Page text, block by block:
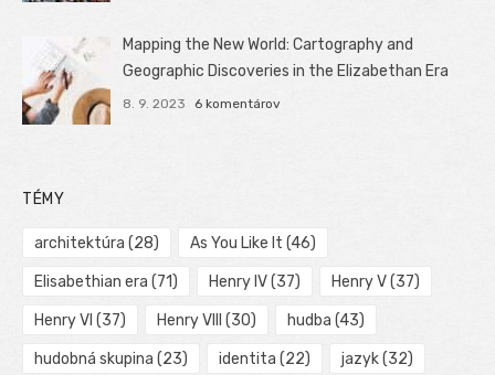
Mapping the New World: Cartography and
Geographic Discoveries in the Elizabethan Era
8. 9. 2023 6 komentárov
TÉMY
architektúra (28) As You Like It (46)
Elisabethian era (71) Henry IV(37) Henry V(37)
Henry VI (37) Henry VIII (30) hudba (43)
hudobná skupina (23) identita (22) jazyk(32)